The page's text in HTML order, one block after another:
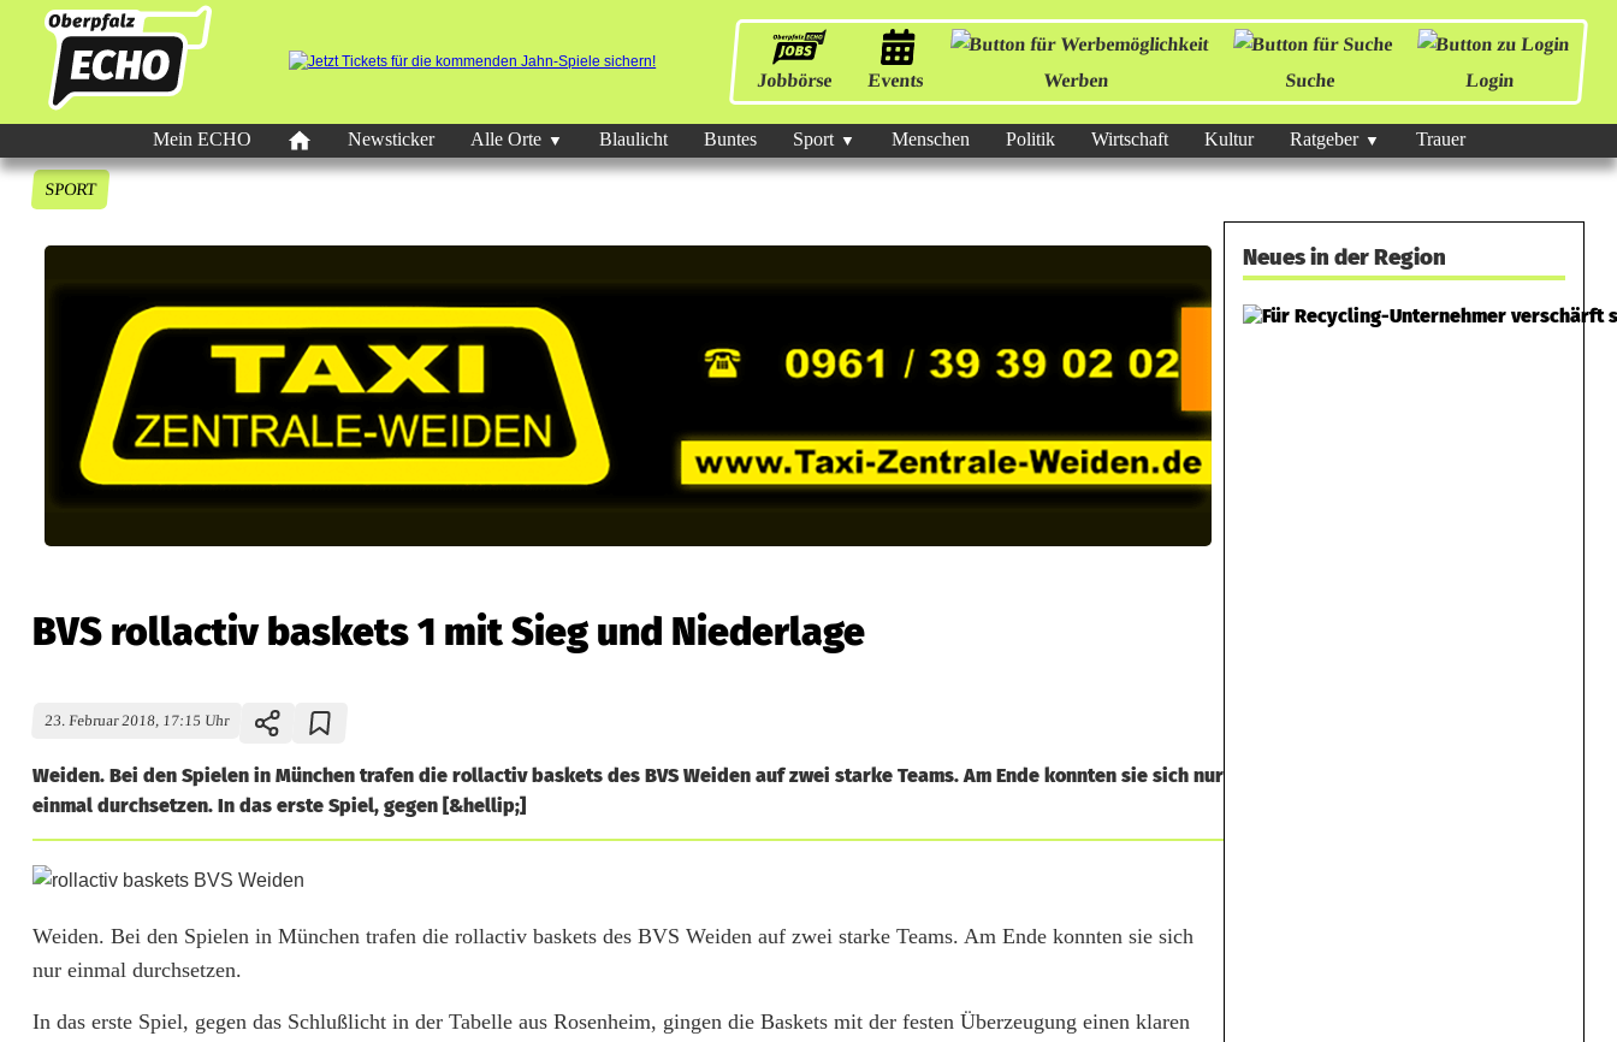
Jobbörse Events Werben Suche Login
Mein ECHO Newsticker Alle Orte Blaulicht Buntes Sport Menschen Politik Wirtschaft Kultur Ratgeber Trauer
SPORT
BVS rollactiv baskets 1 mit Sieg und Niederlage
23. Februar 2018, 17:15 Uhr
Weiden. Bei den Spielen in München trafen die rollactiv baskets des BVS Weiden auf zwei starke Teams. Am Ende konnten sie sich nur
einmal durchsetzen. In das erste Spiel, gegen [&hellip;]
B
V
S
r
Weiden. Bei den Spielen in München trafen die rollactiv baskets des BVS Weiden auf zwei starke Teams. Am Ende konnten sie sich
nur einmal durchsetzen.
In das erste Spiel, gegen das Schlußlicht in der Tabelle aus Rosenheim, gingen die Baskets mit der festen Überzeugung einen klaren
Neues in der Region